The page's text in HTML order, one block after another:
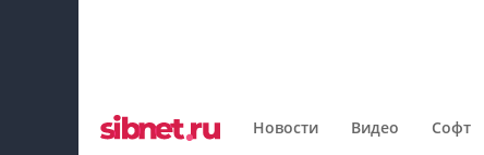
Новости Видео Софт
Рецензии